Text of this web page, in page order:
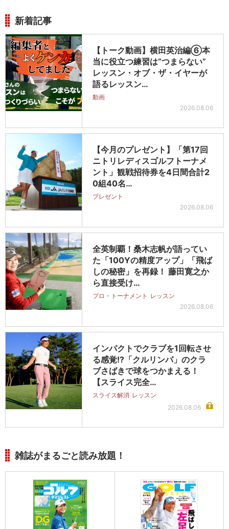
新着記事
【トーク動画】横田英治編⑥本
当に役立つ練習は“つまらない”
レッスン・オブ・ザ・イヤーが
語るレッスン…
動画
2026.08.06
【今月のプレゼント】「第17回
ニトリレディスゴルフトーナメ
ント」観戦招待券を4日間合計2
0組40名…
プレゼント
2026.08.06
全英制覇！桑木志帆が語ってい
た「100Yの精度アップ」「飛ば
しの秘密」を再録！ 藤田寛之か
ら直接受け…
プロ・トーナメント レッスン
2026.08.06
インパクトでクラブを1回転させ
る感覚!?「クルリンパ」のクラ
ブさばきで球をつかまえる！
【スライス完全…
スライス解消 レッスン
2026.08.06
雑誌がまるごと読み放題！